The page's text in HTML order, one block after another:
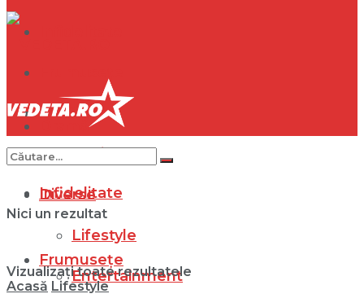
Sănătate
Internațional
Diverse
Lifestyle
Entertainment
Dramă
Infidelitate
Frumusețe
Nici un rezultat
Vizualizați toate rezultatele
Acasă Lifestyle